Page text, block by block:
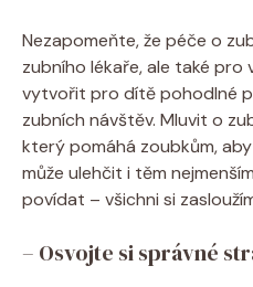
Nezapomeňte, že péče o
zubního lékaře, ale také pro
vytvořit pro dítě pohodlné
zubních návštěv. Mluvit o
který pomáhá zoubkům,
může ulehčit i těm
povídat – všichni si
– Osvojte si správné